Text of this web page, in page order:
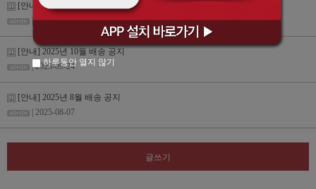
[안내] 2025년 12월 배송 공지
| 2025-12-18
[안내] 2025년 10월 배송 공지
| 2025-09-24
[안내] 2025년 8월 배송 공지
| 2025-08-07
글쓰기
하루동안 열지 않기